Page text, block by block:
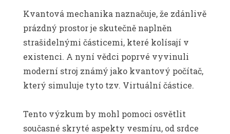
Kvantová mechanika naznačuje, že zdánlivě
prázdný prostor je skutečně naplněn
strašidelnými částicemi, které kolísají v
existenci. A nyní vědci poprvé vyvinuli
moderní stroj známý jako kvantový počítač,
který simuluje tyto tzv. Virtuální částice.
Tento výzkum by mohl pomoci osvětlit
současné skryté aspekty vesmíru, od srdce